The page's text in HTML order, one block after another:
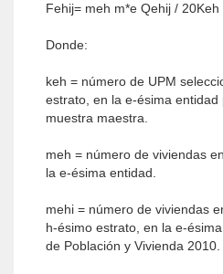
Fehij= meh m*e Qehij / 20Keh
Donde:
keh = número de UPM
estrato, en la e-ésima entidad
muestra maestra.
meh = número de viviendas
la e-ésima entidad.
mehi = número de viviendas
h-ésimo estrato, en la e-
de Población y Vivienda 2010.